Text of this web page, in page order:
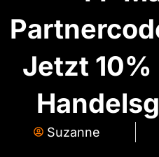
Jetzt
Suzanne